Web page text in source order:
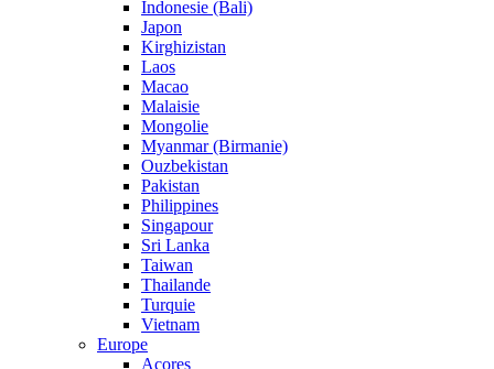
Indonesie (Bali)
Japon
Kirghizistan
Laos
Macao
Malaisie
Mongolie
Myanmar (Birmanie)
Ouzbekistan
Pakistan
Philippines
Singapour
Sri Lanka
Taiwan
Thailande
Turquie
Vietnam
Europe
Acores